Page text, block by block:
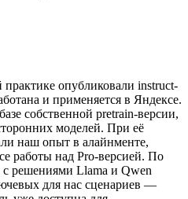
опубликовали instruct-
и применяется в Яндексе.
собственной pretrain-версии,
моделей. При её
наш опыт в алайнменте,
работы над Pro-версией. По
с решениями Llama и Qwen
для нас сценариев —